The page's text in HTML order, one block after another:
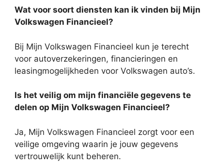
Wat voor soort diensten kan ik vinden bij Mijn
Volkswagen Financieel?
Bij Mijn Volkswagen Financieel kun je terecht
voor autoverzekeringen, financieringen en
leasingmogelijkheden voor Volkswagen auto’s.
Is het veilig om mijn financiële gegevens te
delen op Mijn Volkswagen Financieel?
Ja, Mijn Volkswagen Financieel zorgt voor een
veilige omgeving waarin je jouw gegevens
vertrouwelijk kunt beheren.